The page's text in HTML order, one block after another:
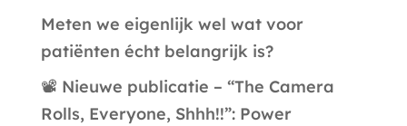
Meten we eigenlijk wel wat voor
patiënten écht belangrijk is?
📽️ Nieuwe publicatie – “The Camera
Rolls, Everyone, Shhh!!”: Power